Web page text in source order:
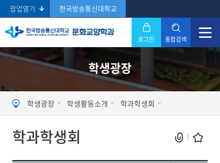
팝업열기 한국방송통신대학교
로그인 통합검색
Search 닫기
학생광장
학생광장 학생활동소개 학과학생회
학과학생회